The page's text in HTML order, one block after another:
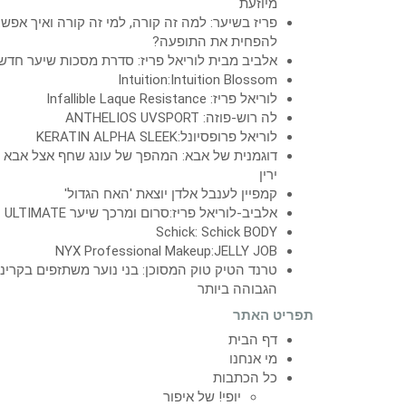
מיוזעת
פריז בשיער: למה זה קורה, למי זה קורה ואיך
להפחית את התופעה?
אלביב מבית לוריאל פריז: סדרת מסכות שיער
Intuition:Intuition Blossom
לוריאל פריז: Infallible Laque Resistance
לה רוש-פוזה: ANTHELIOS UVSPORT
לוריאל פרופסיונל:KERATIN ALPHA SLEEK
דוגמנית של אבא: המהפך של עונג שחף אצל אבא
ירין
קמפיין לענבל אלדן יוצאת 'האח הגדול'
אלביב-לוריאל פריז:סרום ומרכך שיער ULTIMATE
Schick: Schick BODY
NYX Professional Makeup:JELLY JOB
טרנד הטיק טוק המסוכן: בני נוער משתזפים
הגבוהה ביותר
תפריט האתר
דף הבית
מי אנחנו
כל הכתבות
יופי! של איפור